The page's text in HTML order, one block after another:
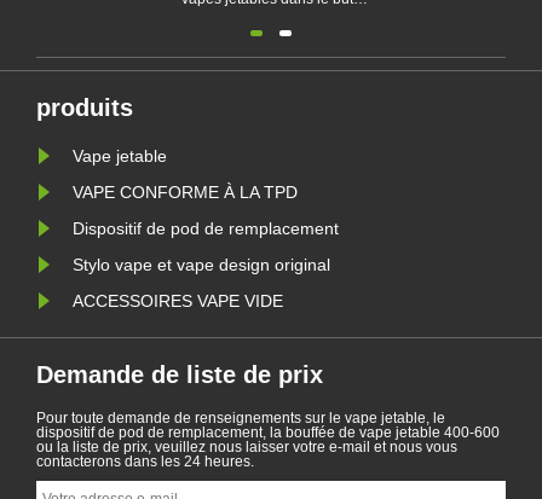
dépendants de la nicotine et de
de cigarettes électroniques jetables
est interdite en Belgique pour des
produits
Vape jetable
VAPE CONFORME À LA TPD
Dispositif de pod de remplacement
Stylo vape et vape design original
ACCESSOIRES VAPE VIDE
Demande de liste de prix
Pour toute demande de renseignements sur le vape jetable, le
dispositif de pod de remplacement, la bouffée de vape jetable 400-600
ou la liste de prix, veuillez nous laisser votre e-mail et nous vous
contacterons dans les 24 heures.